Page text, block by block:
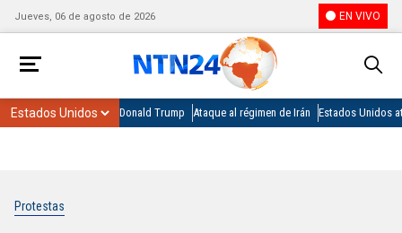
Jueves, 06 de agosto de 2026 EN VIVO
Donald Trump Ataque al régimen de Irán Estados Unidos
Protestas